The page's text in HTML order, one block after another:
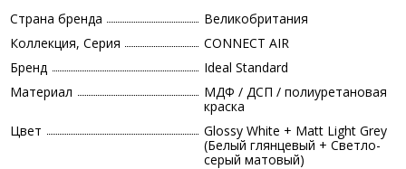
Страна бренда
Великобритания
Коллекция, Серия
CONNECT AIR
Бренд
Ideal Standard
Материал
МДФ / ДСП / полиуретановая
краска
Цвет
Glossy White + Matt Light Grey
(Белый глянцевый + Светло-
серый матовый)